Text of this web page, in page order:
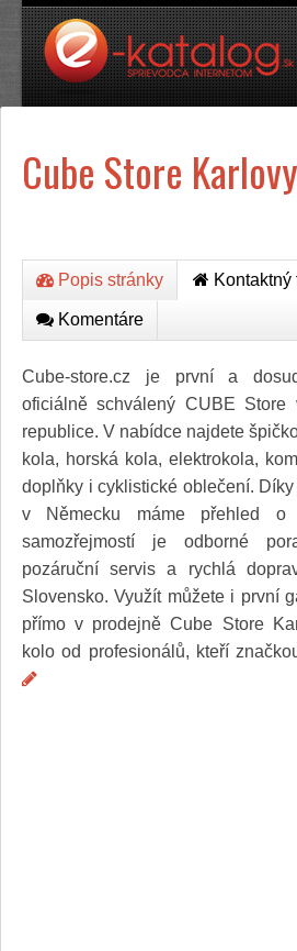
Domáce potreby
Doprava a cestovanie
Internetové obchody
Jedlo a stravovanie
Kancelárske potreby
Kozmetika a kaderníctvo
Kultúra a umenie
Literatúra a tlač
Obchodná činnosť
Oblečenie a módne doplnky
Priemysel
Servis
Služby
Spoločnosť
Stavba, dom, záhrada
Šport
Veda a technika
Výpočtová technika
Výroba
Cube Store
Popis stránky Kontaktný
Komentáre
Cube-store.cz je první a
oficiálně schválený CUBE Store
republice. V nabídce najdete
kola, horská kola, elektrokola,
doplňky i cyklistické oblečení.
v Německu máme přehled o
samozřejmostí je odborné
pozáruční servis a rychlá
Slovensko. Využít můžete i první
přímo v prodejně Cube Store
kolo od profesionálů, kteří